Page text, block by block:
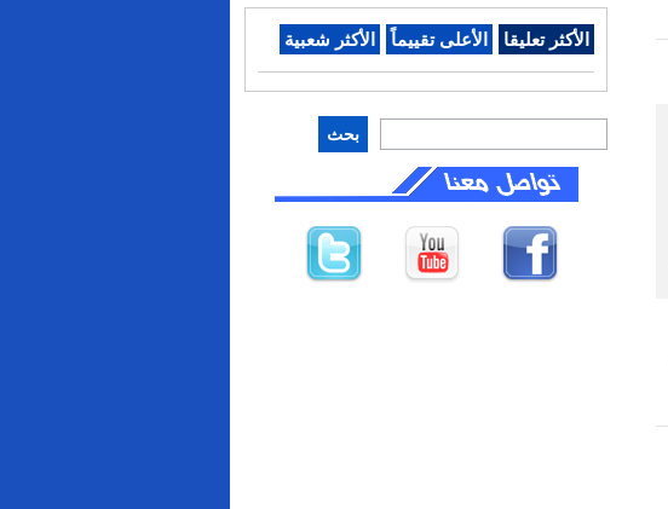
الأكثر تعليقا الأعلى تقييماً الأكثر شعبية
بحث